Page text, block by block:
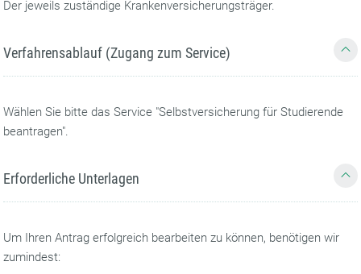
Der jeweils zuständige Krankenversicherungsträger.
Verfahrensablauf (Zugang zum Service)
Wählen Sie bitte das Service "Selbstversicherung für Studierende
beantragen".
Erforderliche Unterlagen
Um Ihren Antrag erfolgreich bearbeiten zu können, benötigen wir
zumindest: